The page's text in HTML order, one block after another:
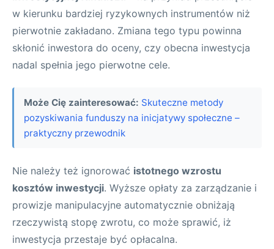
w kierunku bardziej ryzykownych instrumentów niż
pierwotnie zakładano. Zmiana tego typu powinna
skłonić inwestora do oceny, czy obecna inwestycja
nadal spełnia jego pierwotne cele.
Może Cię zainteresować: Skuteczne metody
pozyskiwania funduszy na inicjatywy społeczne –
praktyczny przewodnik
Nie należy też ignorować istotnego wzrostu
kosztów inwestycji. Wyższe opłaty za zarządzanie i
prowizje manipulacyjne automatycznie obniżają
rzeczywistą stopę zwrotu, co może sprawić, iż
inwestycja przestaje być opłacalna.